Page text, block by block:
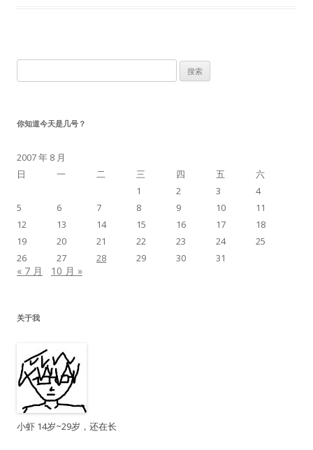
索：
你知道今天是几号？
2007 年 8 月
日
一 二 三 四 五
六
1
2 3
4
5
6 7 8 9 10
11
12
13 14 15 16 17
18
19
20 21 22 23 24
25
26
27 28 29 30 31
« 7 月 10 月 »
关于我
小虾 14岁~29岁，还在长